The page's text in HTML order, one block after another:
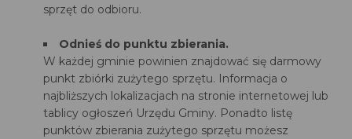
sprzęt do odbioru.
Odnieś do punktu zbierania.
W każdej gminie powinien znajdować się darmowy
punkt zbiórki zużytego sprzętu. Informacja o
najbliższych lokalizacjach na stronie internetowej lub
tablicy ogłoszeń Urzędu Gminy. Ponadto listę
punktów zbierania zużytego sprzętu możesz